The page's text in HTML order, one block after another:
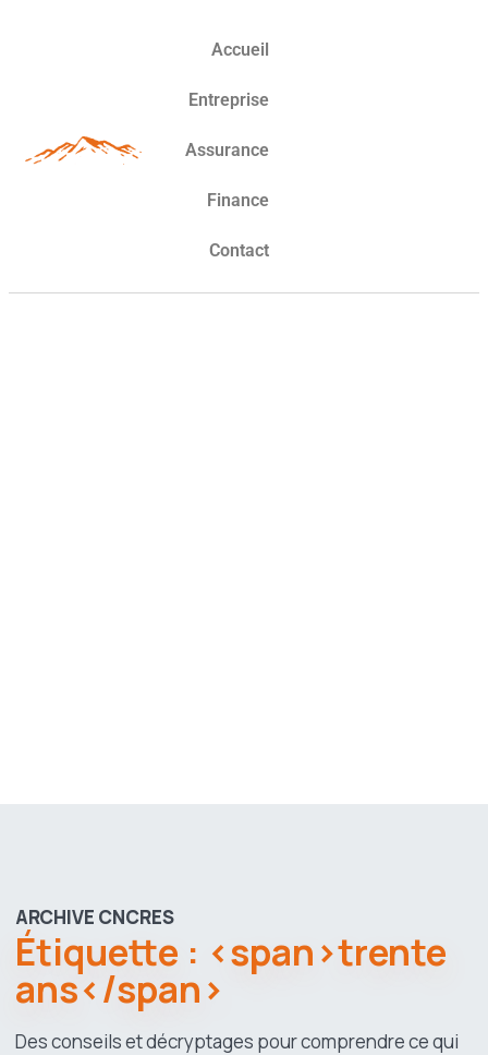
Accueil
Entreprise
Assurance
Finance
Contact
ARCHIVE CNCRES
Étiquette : <span>trente
ans</span>
Des conseils et décryptages pour comprendre ce qui